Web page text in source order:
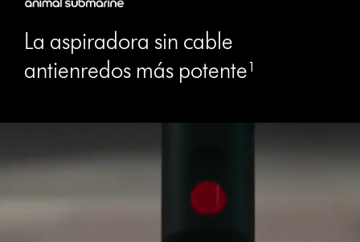
La aspiradora sin cable
antienredos más potente¹